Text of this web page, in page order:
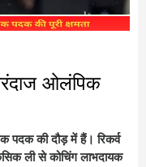
ओलंपिक
पदक की दौड़ में हैं। रिकर्व
ली से कोचिंग लाभदायक